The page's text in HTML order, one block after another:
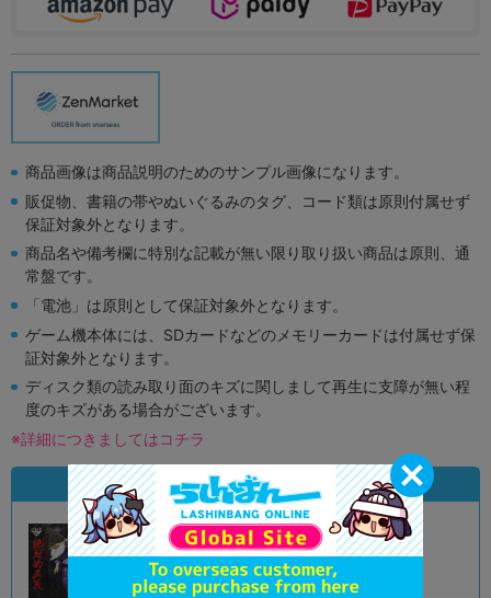
商品画像は商品説明のためのサンプル画像になります。
販促物、書籍の帯やぬいぐるみのタグ、コード類は原則付属せず
保証対象外となります。
商品名や備考欄に特別な記載が無い限り取り扱い商品は原則、通
常盤です。
「電池」は原則として保証対象外となります。
ゲーム機本体には、SDカードなどのメモリーカードは付属せず保
証対象外となります。
ディスク類の読み取り面のキズに関しまして再生に支障が無い程
度のキズがある場合がございます。
※詳細につきましてはコチラ
状態違いの同一商品
状態 :A
オンライン